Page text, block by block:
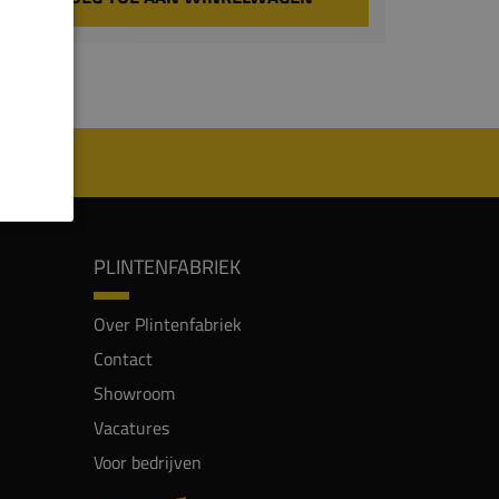
PLINTENFABRIEK
Over Plintenfabriek
Contact
Showroom
Vacatures
Voor bedrijven